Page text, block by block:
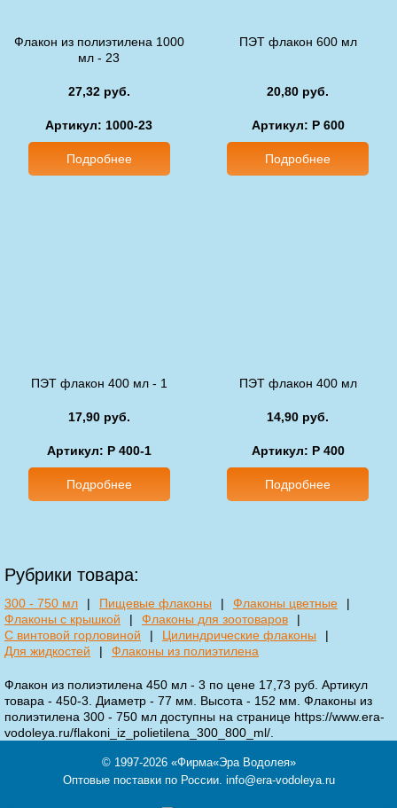
Флакон из полиэтилена 1000
мл - 23
27,32 руб.
Артикул: 1000-23
Подробнее
ПЭТ флакон 600 мл
20,80 руб.
Артикул: P 600
Подробнее
ПЭТ флакон 400 мл - 1
17,90 руб.
Артикул: P 400-1
Подробнее
ПЭТ флакон 400 мл
14,90 руб.
Артикул: P 400
Подробнее
Рубрики товара:
300 - 750 мл | Пищевые флаконы | Флаконы цветные
|
Флаконы с крышкой
| Флаконы для зоотоваров
|
С винтовой горловиной
| Цилиндрические флаконы
|
Для жидкостей
| Флаконы из полиэтилена
Флакон из полиэтилена 450 мл - 3 по цене 17,73 руб. Артикул
товара - 450-3. Диаметр - 77 мм. Высота - 152 мм. Флаконы из
полиэтилена 300 - 750 мл доступны на странице https://www.era-
vodoleya.ru/flakoni_iz_polietilena_300_800_ml/.
© 1997-2026 «Фирма«Эра Водолея»
Оптовые поставки по России. info@era-vodoleya.ru